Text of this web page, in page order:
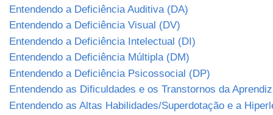
Entendendo a Deficiência Auditiva (DA)
Entendendo a Deficiência Visual (DV)
Entendendo a Deficiência Intelectual (DI)
Entendendo a Deficiência Múltipla (DM)
Entendendo a Deficiência Psicossocial (DP)
Entendendo as Dificuldades e os Transtornos da
Entendendo as Altas Habilidades/Superdotação e a